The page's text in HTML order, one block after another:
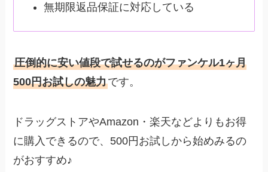
無期限返品保証に対応している
圧倒的に安い値段で試せるのがファンケル1ヶ月
500円お試しの魅力です。
ドラッグストアやAmazon・楽天などよりもお得
に購入できるので、500円お試しから始めみるの
がおすすめ♪